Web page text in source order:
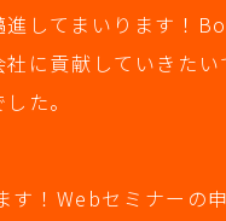
してまいります！
に貢献していきたい
た。
！Webセミナーの